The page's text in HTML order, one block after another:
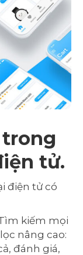
tử.
điện tử có
kiếm mọi
nâng cao:
đánh giá,